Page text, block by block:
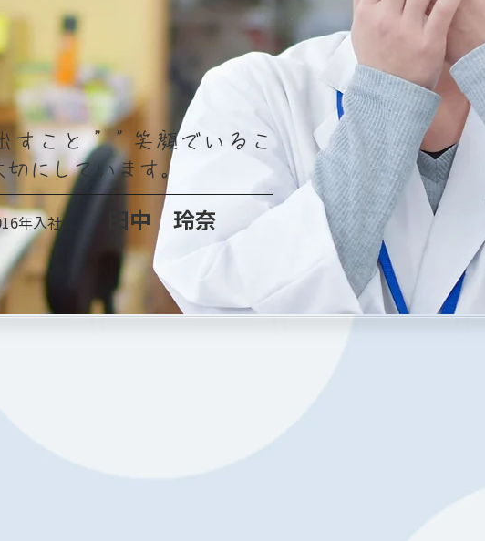
すこと””笑顔でいるこ
にしています。
年入社 ​田中 玲奈